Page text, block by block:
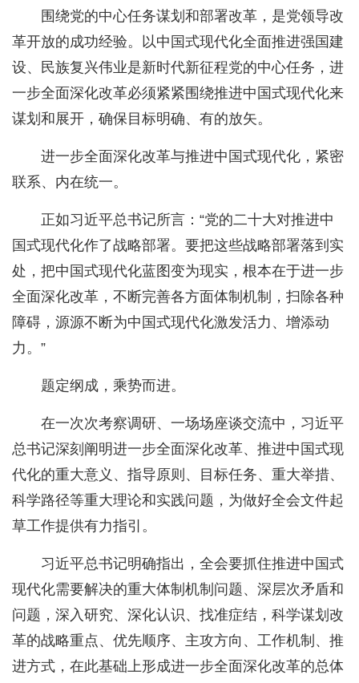
围绕党的中心任务谋划和部署改革，是党领导改
革开放的成功经验。以中国式现代化全面推进强国建
设、民族复兴伟业是新时代新征程党的中心任务，进
一步全面深化改革必须紧紧围绕推进中国式现代化来
谋划和展开，确保目标明确、有的放矢。
进一步全面深化改革与推进中国式现代化，紧密
联系、内在统一。
正如习近平总书记所言：“党的二十大对推进中
国式现代化作了战略部署。要把这些战略部署落到实
处，把中国式现代化蓝图变为现实，根本在于进一步
全面深化改革，不断完善各方面体制机制，扫除各种
障碍，源源不断为中国式现代化激发活力、增添动
力。”
题定纲成，乘势而进。
在一次次考察调研、一场场座谈交流中，习近平
总书记深刻阐明进一步全面深化改革、推进中国式现
代化的重大意义、指导原则、目标任务、重大举措、
科学路径等重大理论和实践问题，为做好全会文件起
草工作提供有力指引。
习近平总书记明确指出，全会要抓住推进中国式
现代化需要解决的重大体制机制问题、深层次矛盾和
问题，深入研究、深化认识、找准症结，科学谋划改
革的战略重点、优先顺序、主攻方向、工作机制、推
进方式，在此基础上形成进一步全面深化改革的总体